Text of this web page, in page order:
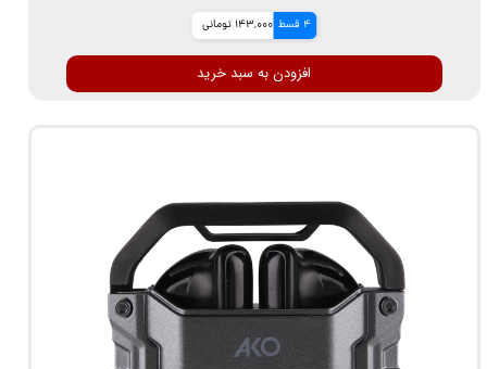
4 قسط 143,000 تومانی
افزودن به سبد خرید